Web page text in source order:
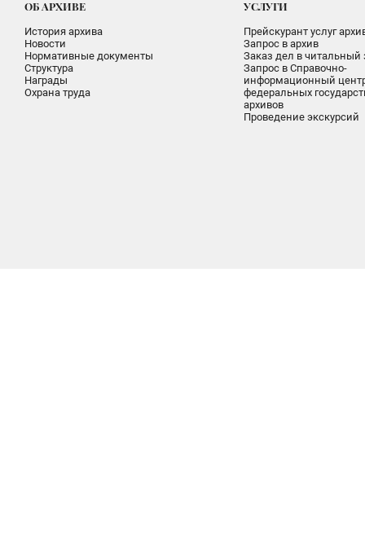
ОБ АРХИВЕ
История архива
Новости
Нормативные документы
Структура
Награды
Охрана труда
УСЛУГИ
Прейскурант услуг
Запрос в архив
Заказ дел в читальный
Запрос в Справочно-
информационный
федеральных
архивов
Проведение экскурсий